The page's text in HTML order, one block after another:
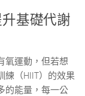
基礎代謝
氧運動，但若想
練（HIIT）的效果
的能量，每一公